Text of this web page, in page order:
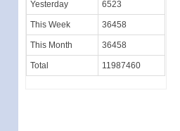
Yesterday 6523
This Week 36458
This Month 36458
Total 11987460